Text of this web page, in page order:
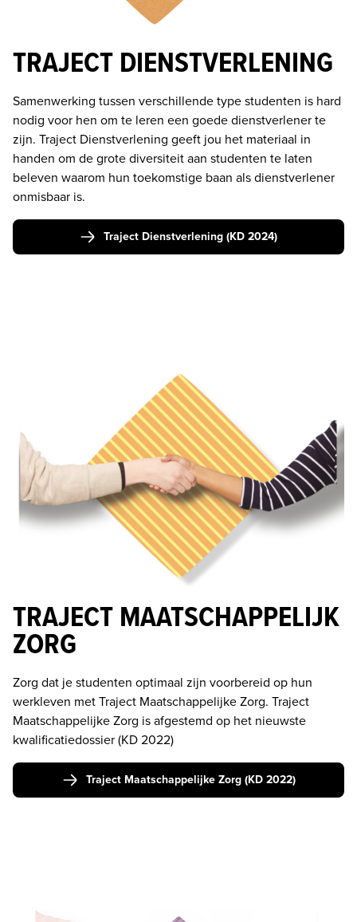
TRAJECT DIENSTVERLENING
Samenwerking tussen verschillende type studenten is hard
nodig voor hen om te leren een goede dienstverlener te
zijn. Traject Dienstverlening geeft jou het materiaal in
handen om de grote diversiteit aan studenten te laten
beleven waarom hun toekomstige baan als dienstverlener
onmisbaar is.
Traject Dienstverlening (KD 2024)
TRAJECT MAATSCHAPPELIJK
ZORG
Zorg dat je studenten optimaal zijn voorbereid op hun
werkleven met Traject Maatschappelijke Zorg. Traject
Maatschappelijke Zorg is afgestemd op het nieuwste
kwalificatiedossier (KD 2022)
Traject Maatschappelijke Zorg (KD 2022)